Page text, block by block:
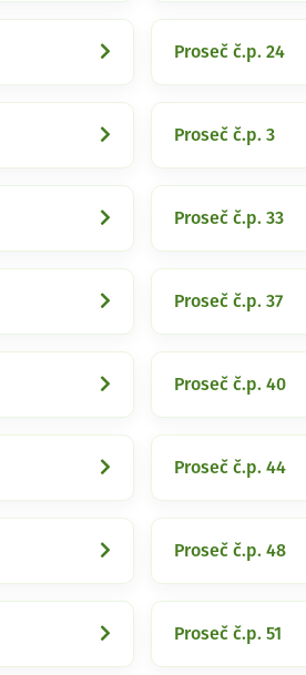
Proseč č.p. 24
Proseč č.p. 3
Proseč č.p. 33
Proseč č.p. 37
Proseč č.p. 40
Proseč č.p. 44
Proseč č.p. 48
Proseč č.p. 51